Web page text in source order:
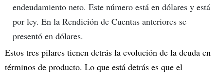
endeudamiento neto. Este número está en dólares y está
por ley. En la Rendición de Cuentas anteriores se
presentó en dólares.
Estos tres pilares tienen detrás la evolución de la deuda en
términos de producto. Lo que está detrás es que el